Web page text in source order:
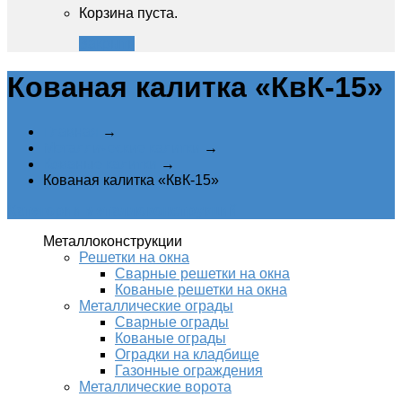
Корзина пуста.
Кованая калитка «КвК-15»
→
→
→
Кованая калитка «КвК-15»
Металлоконструкции
Решетки на окна
Сварные решетки на окна
Кованые решетки на окна
Металлические ограды
Сварные ограды
Кованые ограды
Оградки на кладбище
Газонные ограждения
Металлические ворота